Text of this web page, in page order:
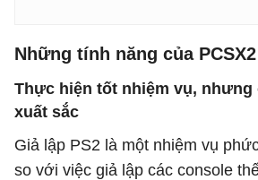
Những tính năng của PCSX2
Thực hiện tốt nhiệm vụ,
xuất sắc
Giả lập PS2 là một nhiệm vụ
so với việc giả lập các console